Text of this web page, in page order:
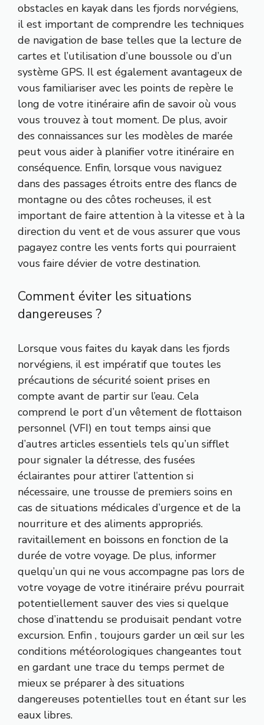
obstacles en kayak dans les fjords norvégiens,
il est important de comprendre les techniques
de navigation de base telles que la lecture de
cartes et l’utilisation d’une boussole ou d’un
système GPS. Il est également avantageux de
vous familiariser avec les points de repère le
long de votre itinéraire afin de savoir où vous
vous trouvez à tout moment. De plus, avoir
des connaissances sur les modèles de marée
peut vous aider à planifier votre itinéraire en
conséquence. Enfin, lorsque vous naviguez
dans des passages étroits entre des flancs de
montagne ou des côtes rocheuses, il est
important de faire attention à la vitesse et à la
direction du vent et de vous assurer que vous
pagayez contre les vents forts qui pourraient
vous faire dévier de votre destination.
Comment éviter les situations
dangereuses ?
Lorsque vous faites du kayak dans les fjords
norvégiens, il est impératif que toutes les
précautions de sécurité soient prises en
compte avant de partir sur l’eau. Cela
comprend le port d’un vêtement de flottaison
personnel (VFI) en tout temps ainsi que
d’autres articles essentiels tels qu’un sifflet
pour signaler la détresse, des fusées
éclairantes pour attirer l’attention si
nécessaire, une trousse de premiers soins en
cas de situations médicales d’urgence et de la
nourriture et des aliments appropriés.
ravitaillement en boissons en fonction de la
durée de votre voyage. De plus, informer
quelqu’un qui ne vous accompagne pas lors de
votre voyage de votre itinéraire prévu pourrait
potentiellement sauver des vies si quelque
chose d’inattendu se produisait pendant votre
excursion. Enfin , toujours garder un œil sur les
conditions météorologiques changeantes tout
en gardant une trace du temps permet de
mieux se préparer à des situations
dangereuses potentielles tout en étant sur les
eaux libres.